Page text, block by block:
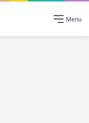
Menu